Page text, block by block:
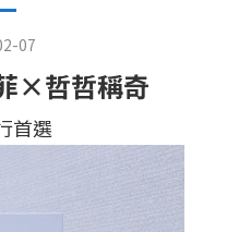
07
×哲哲稱奇
首選